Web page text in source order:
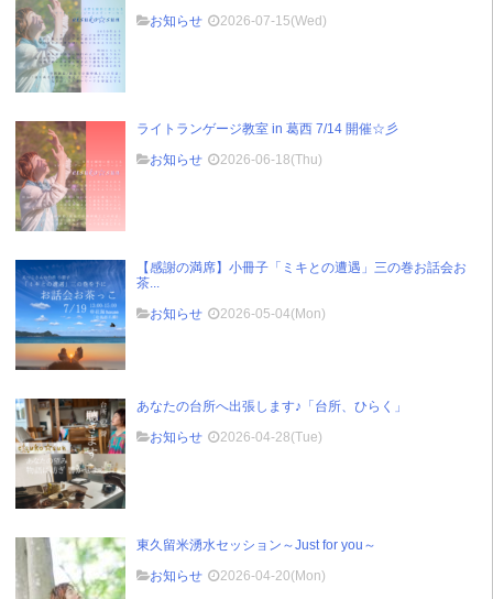
お知らせ
2026-07-15(Wed)
ライトランゲージ教室 in 葛西 7/14 開催☆彡
お知らせ
2026-06-18(Thu)
【感謝の満席】小冊子「ミキとの遭遇」三の巻お話会お
茶...
お知らせ
2026-05-04(Mon)
あなたの台所へ出張します♪「台所、ひらく」
お知らせ
2026-04-28(Tue)
東久留米湧水セッション～Just for you～
お知らせ
2026-04-20(Mon)